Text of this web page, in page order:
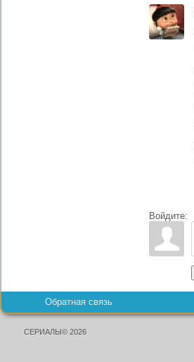
Войдите:
Обратная связь
СЕРИАЛЫ© 2026